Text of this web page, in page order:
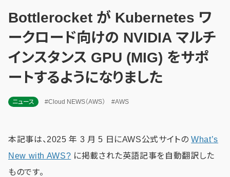
Bottlerocket が Kubernetes ワ
ークロード向けの NVIDIA マルチ
インスタンス GPU (MIG) をサポ
ートするようになりました
ニュース #Cloud NEWS（AWS） #AWS
本記事は、2025 年 3 月 5 日にAWS公式サイトのWhat’s
New with AWS? に掲載された英語記事を自動翻訳した
ものです。